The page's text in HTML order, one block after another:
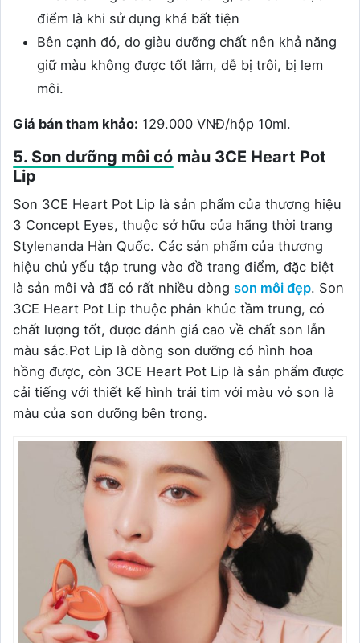
điểm là khi sử dụng khá bất tiện
Bên cạnh đó, do giàu dưỡng chất nên khả năng
giữ màu không được tốt lắm, dễ bị trôi, bị lem
môi.
Giá bán tham khảo: 129.000 VNĐ/hộp 10ml.
5. Son dưỡng môi có màu 3CE Heart Pot
Lip
Son 3CE Heart Pot Lip là sản phẩm của thương hiệu
3 Concept Eyes, thuộc sở hữu của hãng thời trang
Stylenanda Hàn Quốc. Các sản phẩm của thương
hiệu chủ yếu tập trung vào đồ trang điểm, đặc biệt
là sản môi và đã có rất nhiều dòng son môi đẹp. Son
3CE Heart Pot Lip thuộc phân khúc tầm trung, có
chất lượng tốt, được đánh giá cao về chất son lẫn
màu sắc.Pot Lip là dòng son dưỡng có hình hoa
hồng được, còn 3CE Heart Pot Lip là sản phẩm được
cải tiếng với thiết kế hình trái tim với màu vỏ son là
màu của son dưỡng bên trong.